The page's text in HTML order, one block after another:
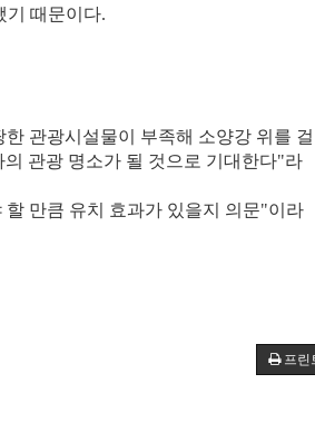
기 때문이다.
관광시설물이 부족해 소양강 위를 걸
관광 명소가 될 것으로 기대한다"라
만큼 유치 효과가 있을지 의문"이라
프린